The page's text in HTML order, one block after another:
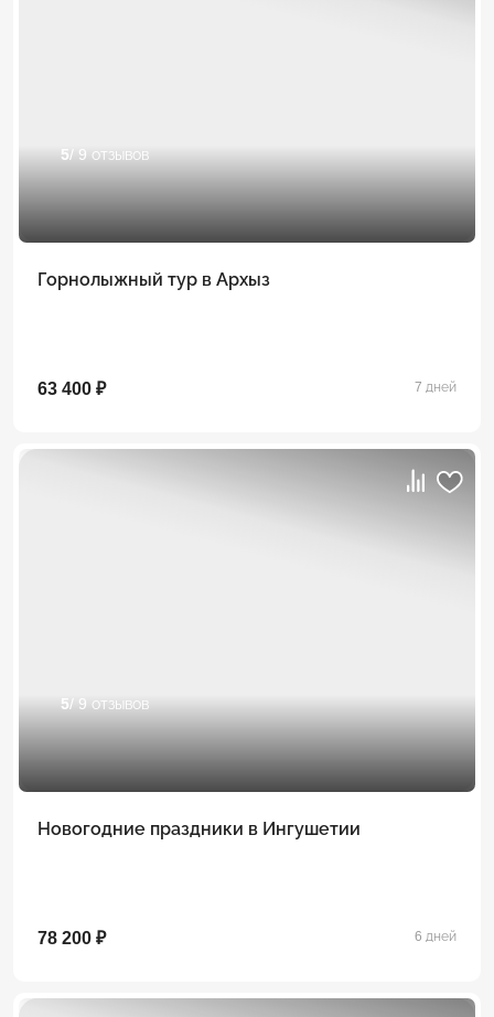
5/ 9 отзывов
Горнолыжный тур в Архыз
63 400 ₽ 7 дней
5/ 9 отзывов
Новогодние праздники в Ингушетии
78 200 ₽ 6 дней